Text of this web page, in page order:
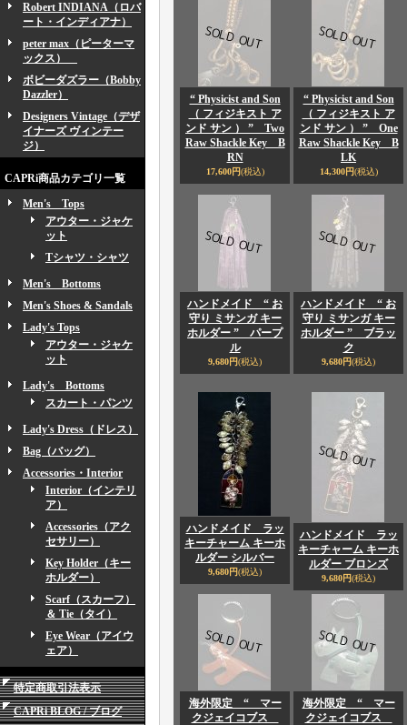
Robert INDIANA（ロバ
ート・インディアナ）
peter max（ピーターマ
ックス）
ボビーダズラー（Bobby
Dazzler）
Designers Vintage（デザ
イナーズ ヴィンテー
ジ）
CAPRi商品カテゴリ一覧
Men's Tops
アウター・ジャケ
ット
Tシャツ・シャツ
Men's Bottoms
Men's Shoes & Sandals
Lady's Tops
アウター・ジャケ
ット
Lady's Bottoms
スカート・パンツ
Lady's Dress（ドレス）
Bag（バッグ）
Accessories・Interior
Interior（インテリ
ア）
Accessories（アク
セサリー）
Key Holder（キー
ホルダー）
Scarf（スカーフ）
＆ Tie（タイ）
Eye Wear（アイウ
ェア）
特定商取引法表示
CAPRi BLOG / ブログ
“ Physicist and Son
（ フィジキスト ア
ンド サン ） ” Two
Raw Shackle Key B
RN
17,600円(税込)
“ Physicist and Son
（ フィジキスト ア
ンド サン ） ” One
Raw Shackle Key B
LK
14,300円(税込)
ハンドメイド “ お
守り ミサンガ キー
ホルダー ” パープ
ル
9,680円(税込)
ハンドメイド “ お
守り ミサンガ キー
ホルダー ” ブラッ
ク
9,680円(税込)
ハンドメイド ラッ
キーチャーム キーホ
ルダー シルバー
9,680円(税込)
ハンドメイド ラッ
キーチャーム キーホ
ルダー ブロンズ
9,680円(税込)
海外限定 “ マー
クジェイコブス
海外限定 “ マー
クジェイコブス